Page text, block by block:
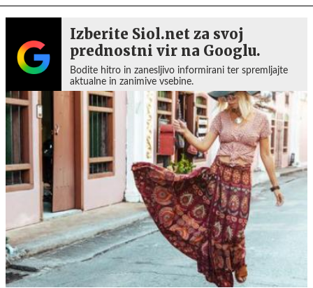
Izberite Siol.net za svoj
prednostni vir na Googlu.
Bodite hitro in zanesljivo informirani ter spremljajte
aktualne in zanimive vsebine.